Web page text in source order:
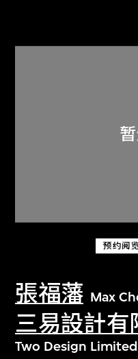
预约阅览
張福藩 Max
三易設計有
Two Design Limited
关于M+藏品
探索世界顶级的
文化藏品。